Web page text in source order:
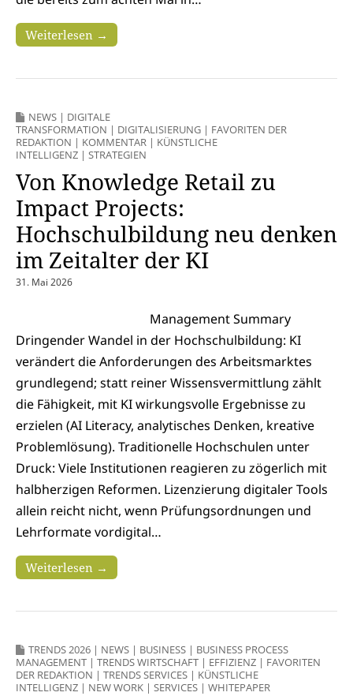
Weiterlesen →
NEWS | DIGITALE
TRANSFORMATION | DIGITALISIERUNG | FAVORITEN DER
REDAKTION | KOMMENTAR | KÜNSTLICHE
INTELLIGENZ | STRATEGIEN
Von Knowledge Retail zu
Impact Projects:
Hochschulbildung neu denken
im Zeitalter der KI
31. Mai 2026
Management Summary
Dringender Wandel in der Hochschulbildung: KI
verändert die Anforderungen des Arbeitsmarktes
grundlegend; statt reiner Wissensvermittlung zählt
die Fähigkeit, mit KI wirkungsvolle Ergebnisse zu
erzielen (AI Literacy, analytisches Denken, kreative
Problemlösung). Traditionelle Hochschulen unter
Druck: Viele Institutionen reagieren zu zögerlich mit
halbherzigen Reformen. Lizenzierung digitaler Tools
allein reicht nicht, wenn Prüfungsordnungen und
Lehrformate vordigital…
Weiterlesen →
TRENDS 2026 | NEWS | BUSINESS | BUSINESS PROCESS
MANAGEMENT | TRENDS WIRTSCHAFT | EFFIZIENZ | FAVORITEN
DER REDAKTION | TRENDS SERVICES | KÜNSTLICHE
INTELLIGENZ | NEW WORK | SERVICES | WHITEPAPER